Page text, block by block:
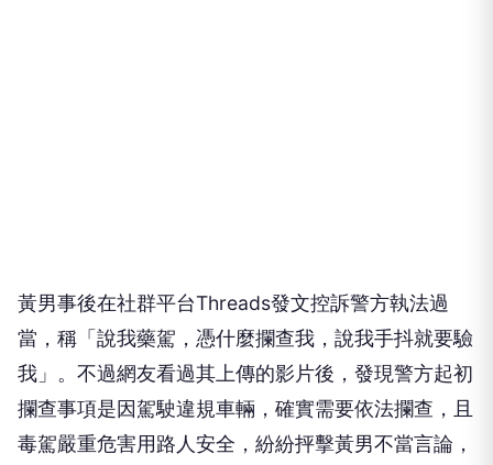
黃男事後在社群平台Threads發文控訴警方執法過
當，稱「說我藥駕，憑什麼攔查我，說我手抖就要驗
我」。不過網友看過其上傳的影片後，發現警方起初
攔查事項是因駕駛違規車輛，確實需要依法攔查，且
毒駕嚴重危害用路人安全，紛紛抨擊黃男不當言論，